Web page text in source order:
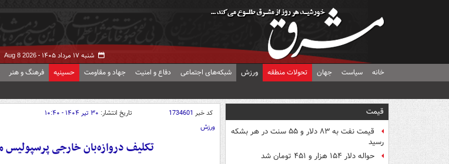
شنبه ۱۷ مرداد ۱۴۰۵ - Aug 8 2026
خانه سیاست جهان تحولات منطقه ورزش شبکه‌های اجتماعی دفاع و امنیت جهاد و مقاومت حسینیه فرهنگ و هنر
قیمت
قیمت نفت به ۸۳ دلار و ۵۵ سنت در هر بشکه
رسید
حواله دلار ۱۵۴ هزار و ۴۵۱ تومان شد
کد خبر 1734601 تاریخ انتشار: ۳۰ تیر ۱۴۰۴ - ۱۰:۴۰
ورزش
تکلیف دروازه‌بان خارجی